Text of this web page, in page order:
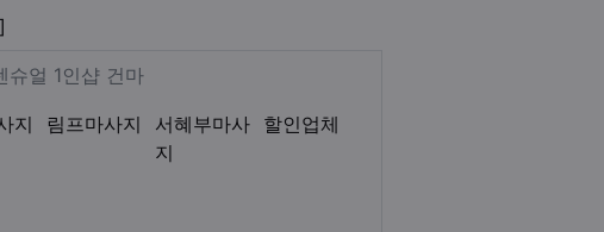
로미 감성테라피 림프 아로마 서
슈얼 1인샵 건마Description
지 림프마사지
서혜부마사
지
할인업체